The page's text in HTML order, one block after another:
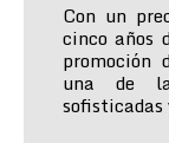
Con un
cinco años
promoción
una de